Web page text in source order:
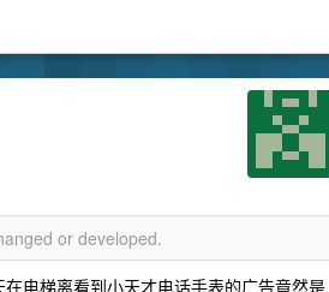
or developed.
电梯离看到小天才电话手表的广告竟然是